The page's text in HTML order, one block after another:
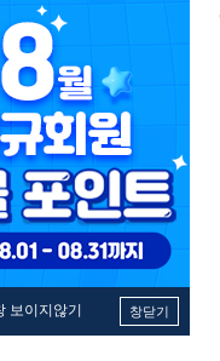
보이지않기 창닫기